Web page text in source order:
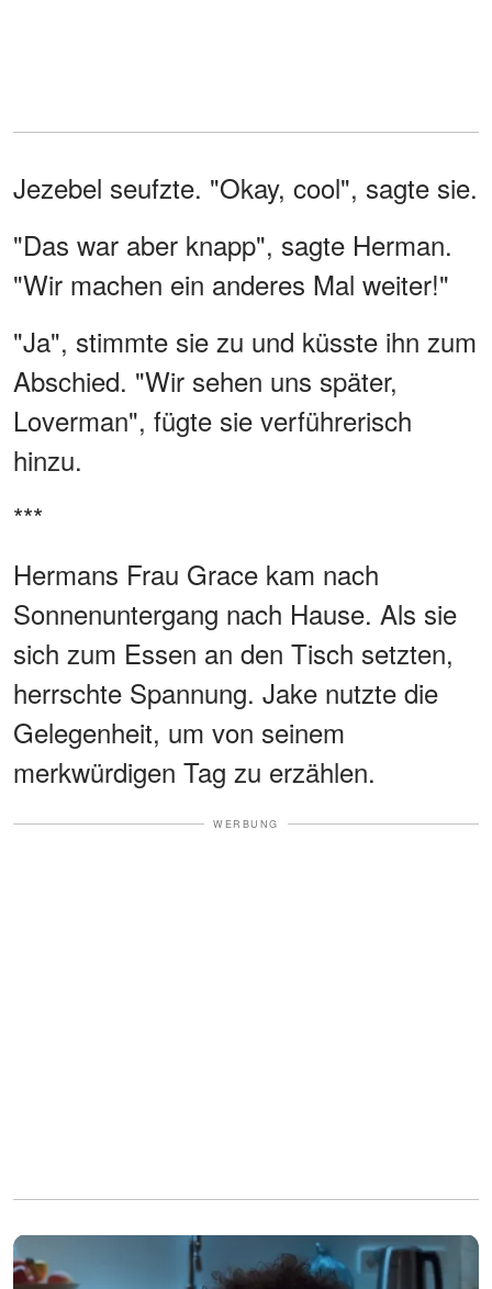
Jezebel seufzte. "Okay, cool", sagte sie.
"Das war aber knapp", sagte Herman.
"Wir machen ein anderes Mal weiter!"
"Ja", stimmte sie zu und küsste ihn zum
Abschied. "Wir sehen uns später,
Loverman", fügte sie verführerisch
hinzu.
***
Hermans Frau Grace kam nach
Sonnenuntergang nach Hause. Als sie
sich zum Essen an den Tisch setzten,
herrschte Spannung. Jake nutzte die
Gelegenheit, um von seinem
merkwürdigen Tag zu erzählen.
WERBUNG